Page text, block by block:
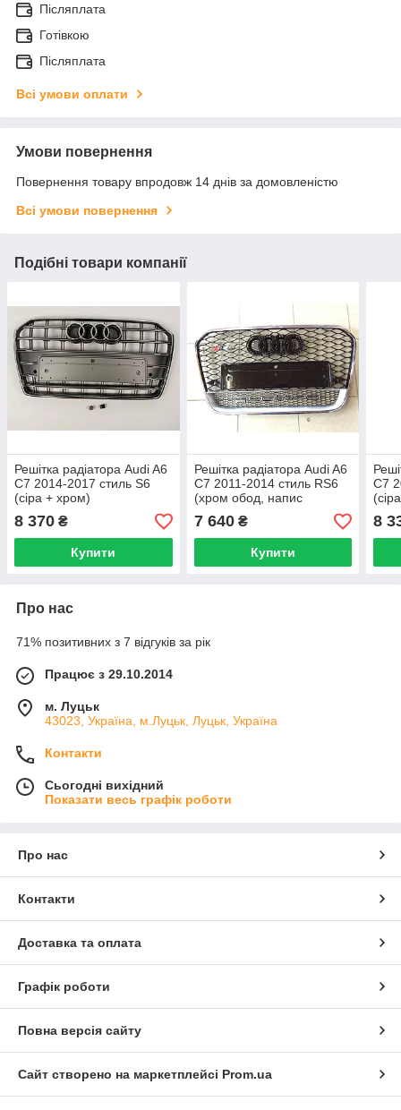
Післяплата
Готівкою
Післяплата
Всі умови оплати
Умови повернення
Повернення товару впродовж 14 днів за домовленістю
Всі умови повернення
Подібні товари компанії
Решітка радіатора Audi A6
C7 2014-2017 стиль S6
(сіра + хром)
8 370 ₴
Купити
Решітка радіатора Audi A6
C7 2011-2014 стиль RS6
(хром обод, напис
Quattro)
7 640₴
Купити
C7
8
Про нас
71% позитивних з 7 відгуків за рік
Працює з 29.10.2014
м. Луцьк
43023, Україна, м.Луцьк, Луцьк, Україна
Контакти
Сьогодні вихідний
Показати весь графік роботи
Про нас
Контакти
Доставка та оплата
Графік роботи
Повна версія сайту
Сайт створено на маркетплейсі Prom.ua